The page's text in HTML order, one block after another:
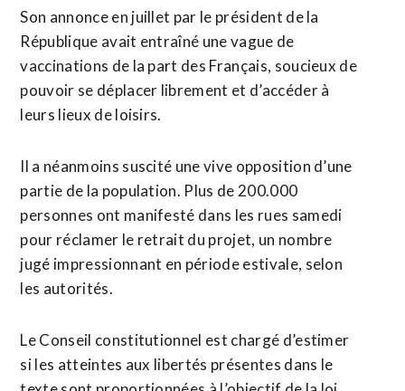
Son annonce en juillet par le président de la
République avait entraîné une vague de
vaccinations de la part des Français, soucieux de
pouvoir se déplacer librement et d’accéder à
leurs lieux de loisirs.
Il a néanmoins suscité une vive opposition d’une
partie de la population. Plus de 200.000
personnes ont manifesté dans les rues samedi
pour réclamer le retrait du projet, un nombre
jugé impressionnant en période estivale, selon
les autorités.
Le Conseil constitutionnel est chargé d’estimer
si les atteintes aux libertés présentes dans le